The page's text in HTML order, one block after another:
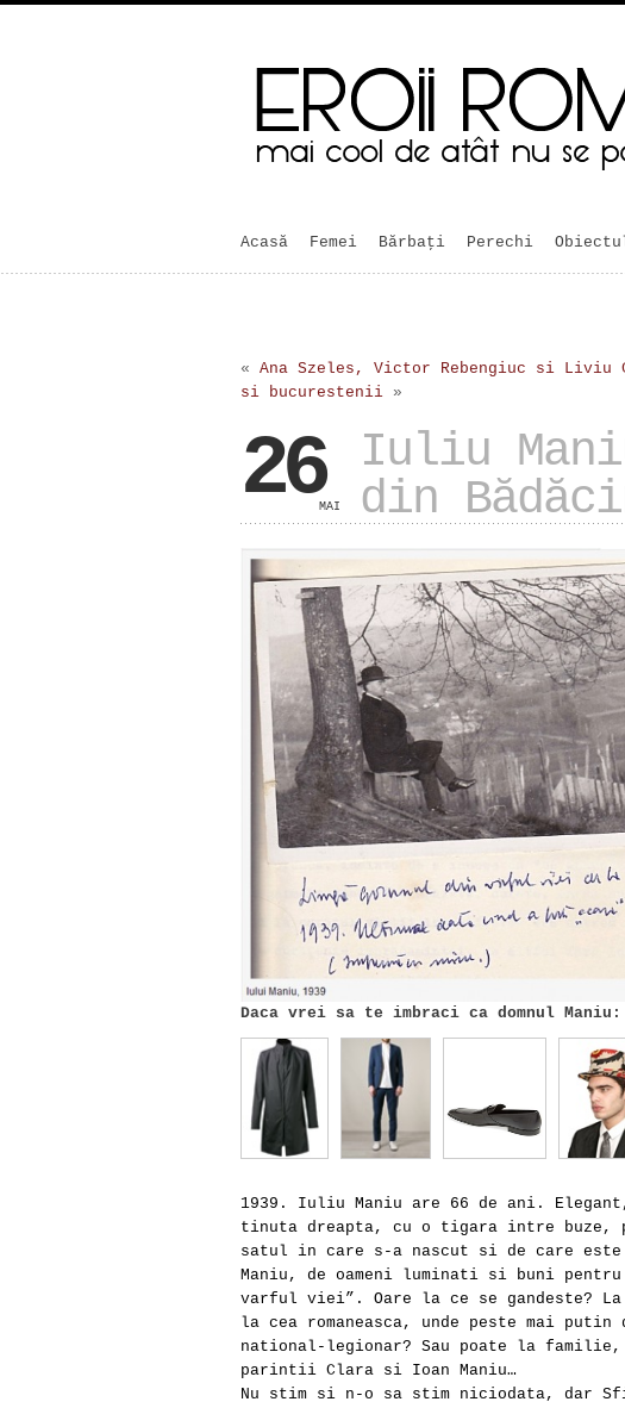
Acasă Femei Bărbaţi Perechi
« Ana Szeles, Victor Rebengiuc si Liviu
si bucurestenii »
26MAI
Iuliu
din
Daca vrei sa te imbraci ca domnul Maniu:
1939. Iuliu Maniu are 66 de ani.
tinuta dreapta, cu o tigara intre buze,
satul in care s-a nascut si de care
Maniu, de oameni luminati si buni
varful viei”. Oare la ce se gandeste?
la cea romaneasca, unde peste mai
national-legionar? Sau poate la
parintii Clara si Ioan Maniu…
Nu stim si n-o sa stim niciodata, dar